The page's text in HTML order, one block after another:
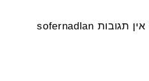
אין תגובות sofernadlan